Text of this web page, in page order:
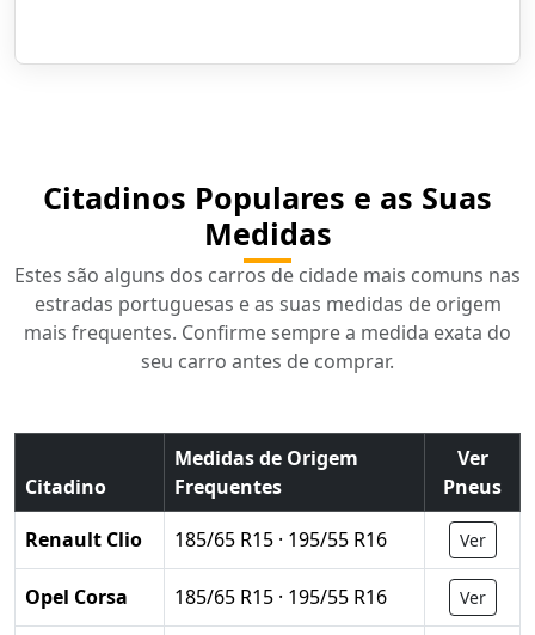
Citadinos Populares e as Suas
Medidas
Estes são alguns dos carros de cidade mais comuns nas
estradas portuguesas e as suas medidas de origem
mais frequentes. Confirme sempre a medida exata do
seu carro antes de comprar.
Citadino
Medidas de Origem
Frequentes
Ver
Pneus
Renault Clio
185/65 R15 · 195/55 R16 Ver
Opel Corsa 185/65 R15 · 195/55 R16 Ver